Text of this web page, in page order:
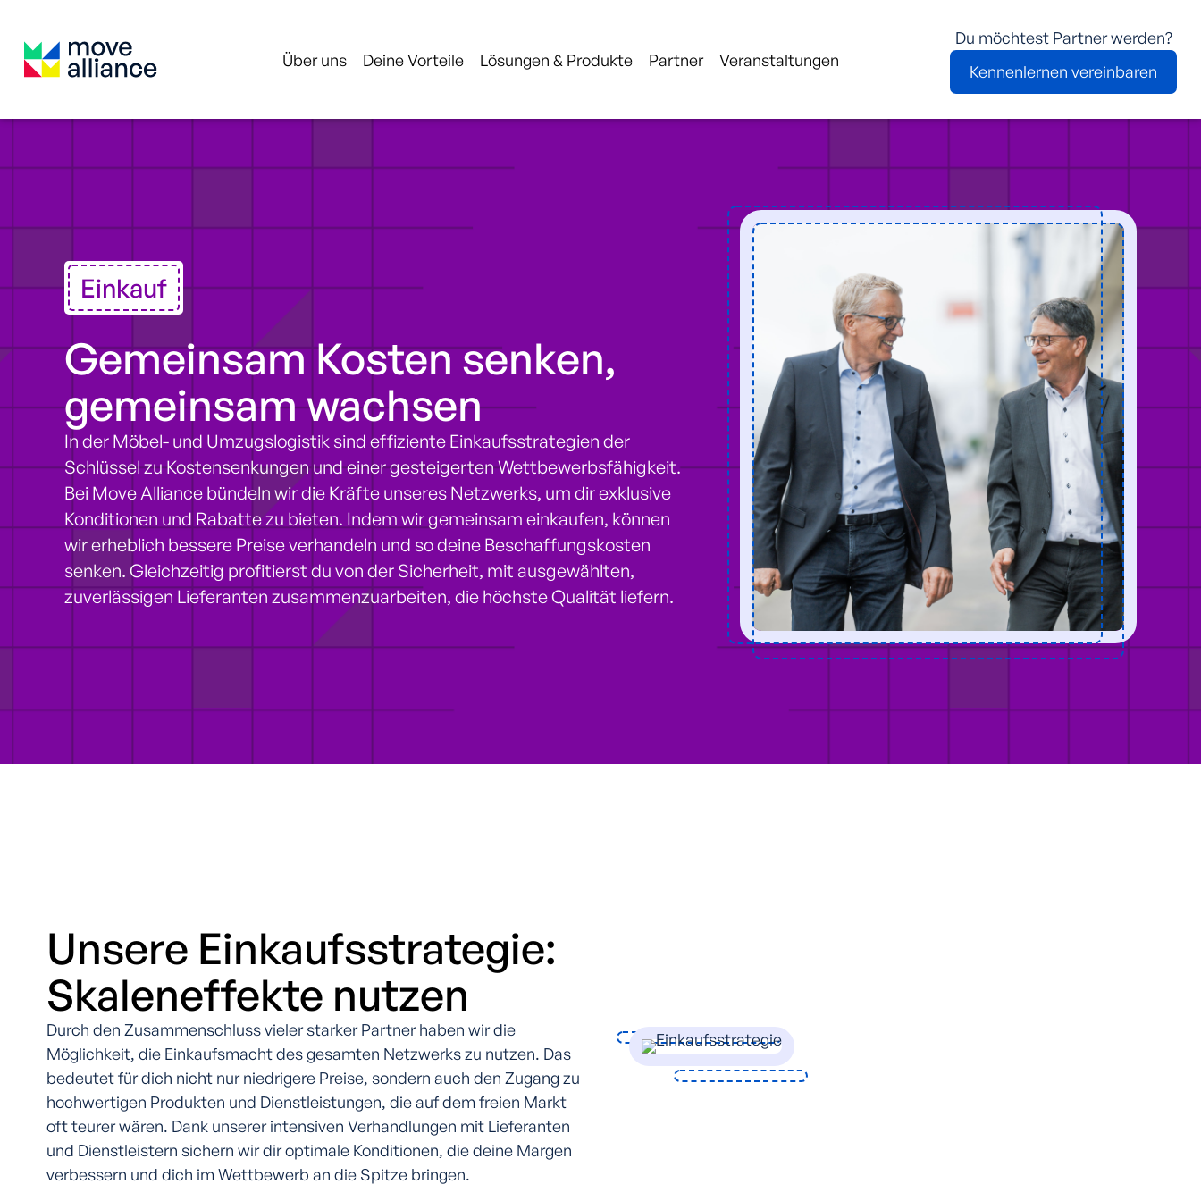
Du möchtest Partner werden?
Kennenlernen vereinbaren
Über uns Deine Vorteile Lösungen & Produkte Partner Veranstaltungen
Einkauf
Gemeinsam Kosten senken,
gemeinsam wachsen
In der Möbel- und Umzugslogistik sind effiziente Einkaufsstrategien der
Schlüssel zu Kostensenkungen und einer gesteigerten Wettbewerbsfähigkeit.
Bei Move Alliance bündeln wir die Kräfte unseres Netzwerks, um dir exklusive
Konditionen und Rabatte zu bieten. Indem wir gemeinsam einkaufen, können
wir erheblich bessere Preise verhandeln und so deine Beschaffungskosten
senken. Gleichzeitig profitierst du von der Sicherheit, mit ausgewählten,
zuverlässigen Lieferanten zusammenzuarbeiten, die höchste Qualität liefern.
Unsere Einkaufsstrategie:
Skaleneffekte nutzen
Durch den Zusammenschluss vieler starker Partner haben wir die
Möglichkeit, die Einkaufsmacht des gesamten Netzwerks zu nutzen. Das
bedeutet für dich nicht nur niedrigere Preise, sondern auch den Zugang zu
hochwertigen Produkten und Dienstleistungen, die auf dem freien Markt
oft teurer wären. Dank unserer intensiven Verhandlungen mit Lieferanten
und Dienstleistern sichern wir dir optimale Konditionen, die deine Margen
verbessern und dich im Wettbewerb an die Spitze bringen.